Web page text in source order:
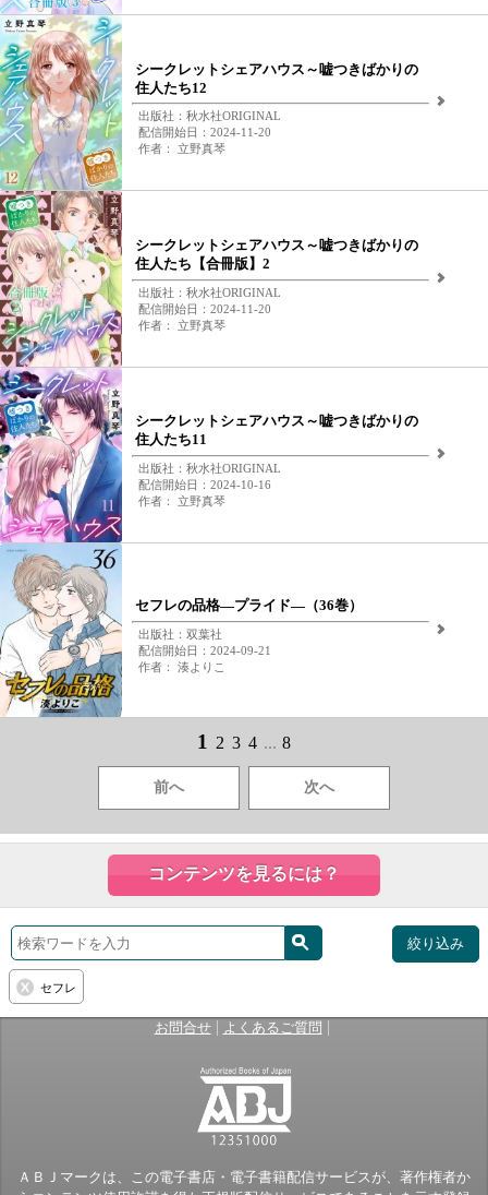
シークレットシェアハウス～嘘つきばかりの
住人たち12
出版社：秋水社ORIGINAL
配信開始日：2024-11-20
作者： 立野真琴
シークレットシェアハウス～嘘つきばかりの
住人たち【合冊版】2
出版社：秋水社ORIGINAL
配信開始日：2024-11-20
作者： 立野真琴
シークレットシェアハウス～嘘つきばかりの
住人たち11
出版社：秋水社ORIGINAL
配信開始日：2024-10-16
作者： 立野真琴
セフレの品格―プライド―（36巻）
出版社：双葉社
配信開始日：2024-09-21
作者： 湊よりこ
1 2 3 4 ... 8
前へ 次へ
コンテンツを見るには？
絞り込み
セフレ
お問合せ| よくあるご質問 |
ＡＢＪマークは、この電子書店・電子書籍配信サービスが、著作権者か